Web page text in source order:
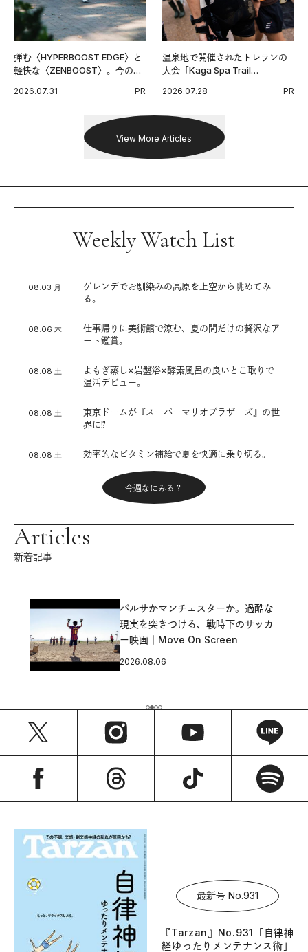
弾む〈HYPERBOOST EDGE〉と
軽快な〈ZENBOOST〉。今の時
出した新機軸。
2026.07.31 PR
温泉地で開催されたトレランの
大会「Kaga Spa Trail
戦を夢見るランナーたちの奮闘
2026.07.28 PR
View More Articles
Weekly Watch List
08.03 月
ゲレンデでお馴染みの高原を上空から眺めてみ
る。
08.06 木
仕事帰りに美術館で涼む、夏の間だけの贅沢なア
ート鑑賞。
08.08 土
よもぎ蒸し×岩盤浴×酵素風呂の良いとこ取りで
温活デビュー。
08.08 土
東京ドームが『スーパーマリオブラザーズ』の世
界に⁉︎
08.08 土 効率的なビタミン補給で夏を快適に乗り切る。
今週なにみる？
Articles
新着記事
バルサかマンチェスターか。過酷な
現実を突きつける、戦時下のサッカ
ー映画｜Move On Screen
2026.08.06
最新号 No.931
『Tarzan』No.931「自律神
経ゆったりメンテナンス術」